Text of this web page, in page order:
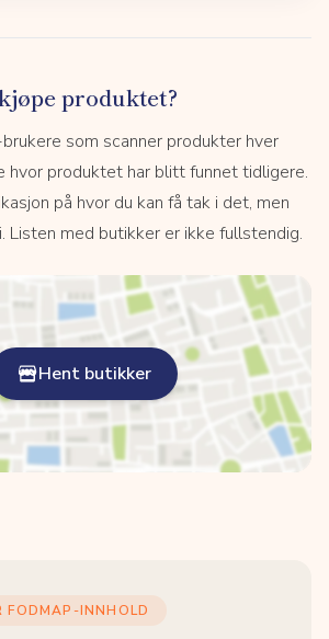
produktet?
som scanner produkter hver
hvor produktet har blitt funnet tidligere.
på hvor du kan få tak i det, men
Listen med butikker er ikke fullstendig.
Hent butikker
FODMAP-INNHOLD